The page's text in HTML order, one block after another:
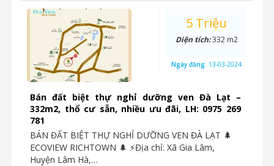
Bán đất biệt thự nghỉ dưỡng ven Đà Lạt –
332m2, thổ cư sẵn, nhiều ưu đãi, LH: 0975 269
781
BÁN ĐẤT BIỆT THỰ NGHỈ DƯỠNG VEN ĐÀ LẠT 🌲
ECOVIEW RICHTOWN 🌲 ⚡Địa chỉ: Xã Gia Lâm,
Huyện Lâm Hà,…
5 Triệu
Diện tích:332 m2
Ngày đăng: 13-03-2024